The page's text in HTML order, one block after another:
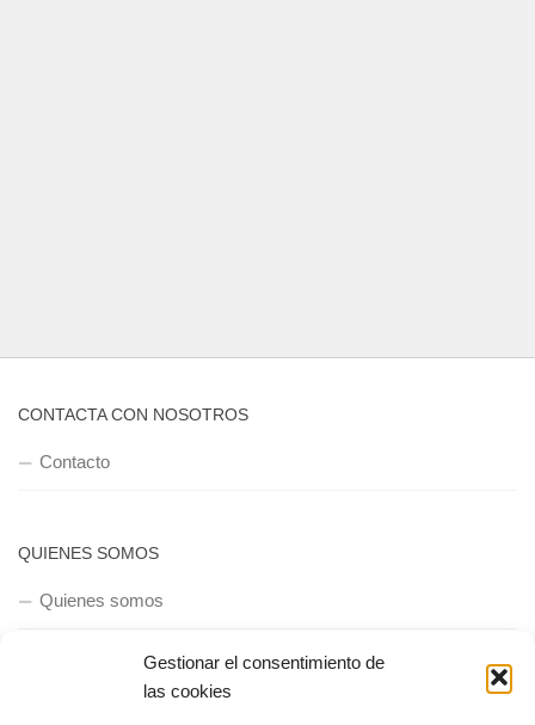
Gestionar el consentimiento de
las cookies
CONTACTA CON NOSOTROS
Contacto
QUIENES SOMOS
Quienes somos
POLÍTICA DE PRIVACIDAD